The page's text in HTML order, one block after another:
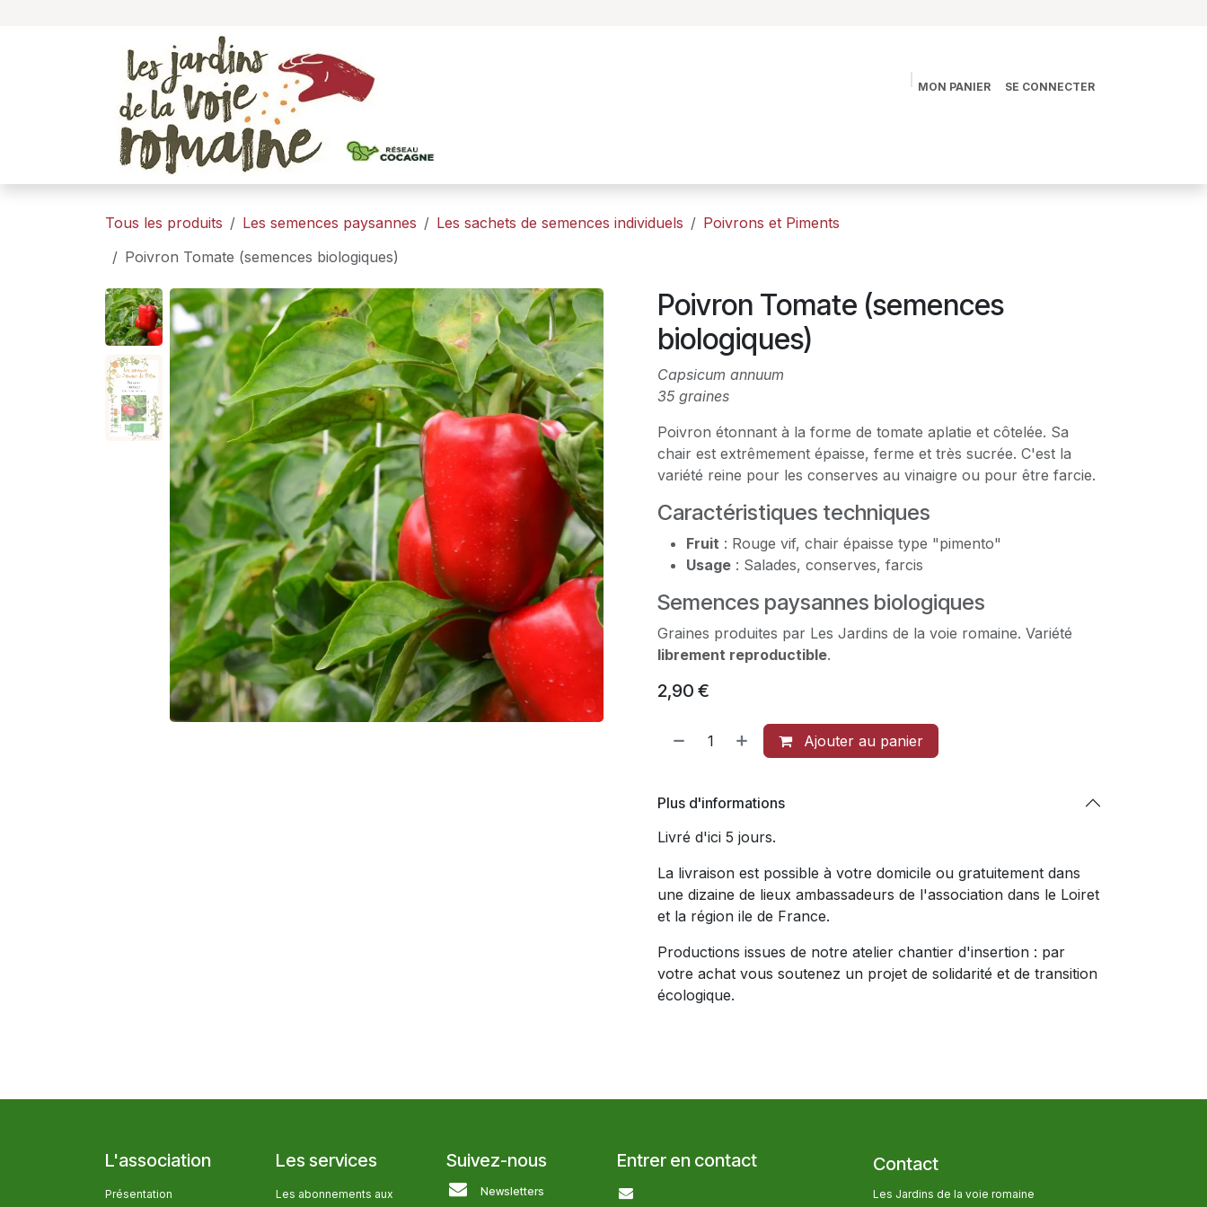
MON PANIER SE CONNECTER
Tous les produits Les semences paysannes Les sachets de semences individuels
Poivrons et Piments
Poivron Tomate (semences biologiques)
Poivron Tomate (semences
biologiques)
Capsicum annuum
35 graines
Poivron étonnant à la forme de tomate aplatie et côtelée. Sa
chair est extrêmement épaisse, ferme et très sucrée. C'est la
variété reine pour les conserves au vinaigre ou pour être farcie.
Caractéristiques techniques
Fruit : Rouge vif, chair épaisse type "pimento"
Usage : Salades, conserves, farcis
Semences paysannes biologiques
Graines produites par Les Jardins de la voie romaine. Variété
librement reproductible.
2,90 €
Ajouter au panier
Plus d'informations
Livré d'ici 5 jours.
La livraison est possible à votre domicile ou gratuitement dans
une dizaine de lieux ambassadeurs de l'association dans le Loiret
et la région ile de France.
Productions issues de notre atelier chantier d'insertion : par
votre achat vous soutenez un projet de solidarité et de transition
écologique.
L'association
Présentation
Les services
Les abonnem​ents aux
Suivez-nous
Newsletters
Entrer en contact Contact
Les Jardins de la voie romaine